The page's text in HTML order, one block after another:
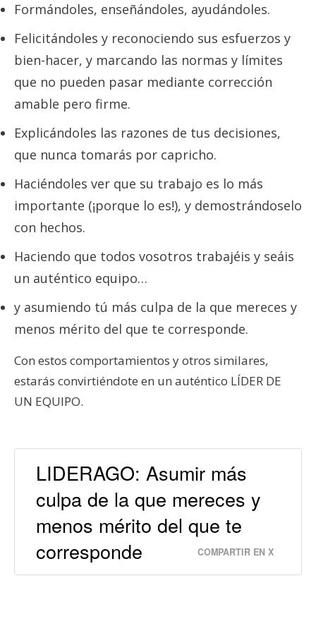
Formándoles, enseñándoles, ayudándoles.
Felicitándoles y reconociendo sus esfuerzos y
bien-hacer, y marcando las normas y límites
que no pueden pasar mediante corrección
amable pero firme.
Explicándoles las razones de tus decisiones,
que nunca tomarás por capricho.
Haciéndoles ver que su trabajo es lo más
importante (¡porque lo es!), y demostrándoselo
con hechos.
Haciendo que todos vosotros trabajéis y seáis
un auténtico equipo…
y asumiendo tú más culpa de la que mereces y
menos mérito del que te corresponde.
Con estos comportamientos y otros similares,
estarás convirtiéndote en un auténtico LÍDER DE
UN EQUIPO.
LIDERAGO: Asumir más
culpa de la que mereces y
menos mérito del que te
corresponde
COMPARTIR EN X